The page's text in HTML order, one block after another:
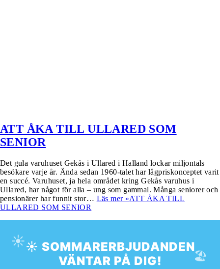
ATT ÅKA TILL ULLARED SOM
SENIOR
Det gula varuhuset Gekås i Ullared i Halland lockar miljontals
besökare varje år. Ända sedan 1960-talet har lågpriskonceptet varit
en succé. Varuhuset, ja hela området kring Gekås varuhus i
Ullared, har något för alla – ung som gammal. Många seniorer och
pensionärer har funnit stor… Läs mer »ATT ÅKA TILL
ULLARED SOM SENIOR
☀️
🏖️
☀️ SOMMARERBJUDANDEN
VÄNTAR PÅ DIG!